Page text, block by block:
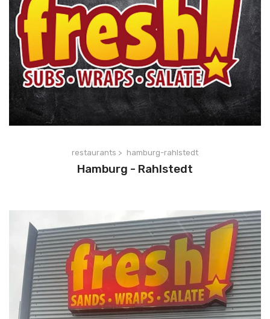
restaurants > hamburg-rahlstedt
Hamburg - Rahlstedt